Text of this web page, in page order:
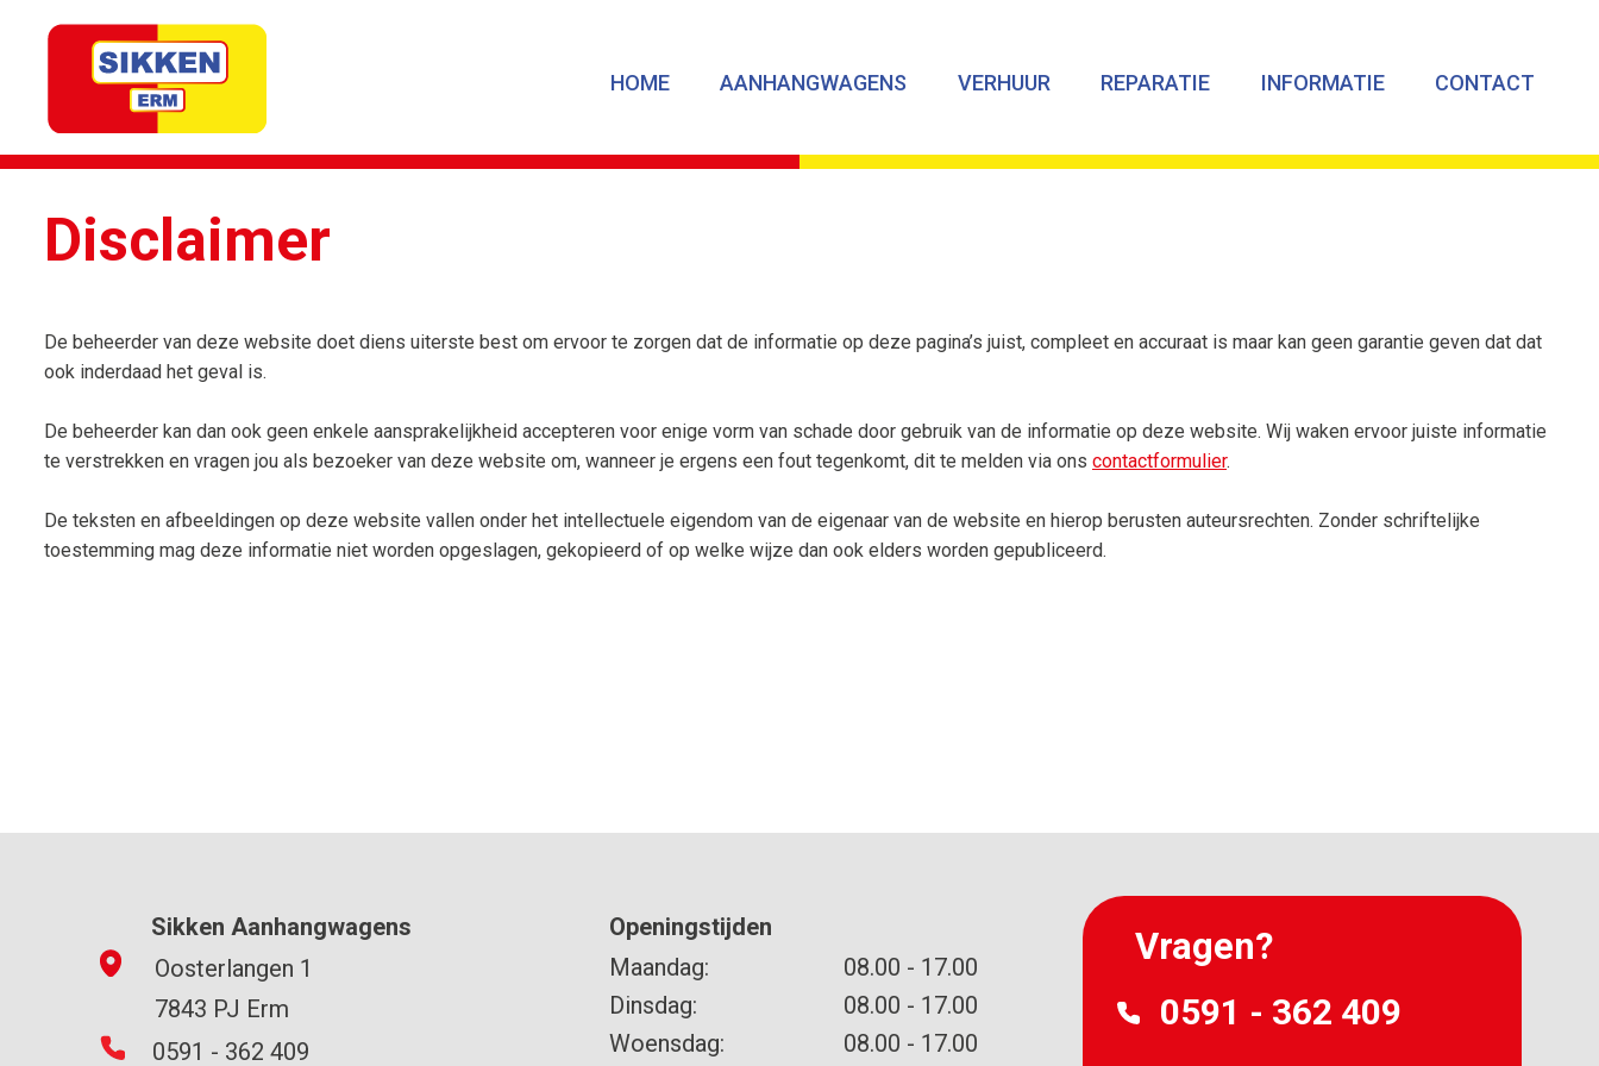
HOME AANHANGWAGENS VERHUUR REPARATIE INFORMATIE CONTACT
Disclaimer
De beheerder van deze website doet diens uiterste best om ervoor te zorgen dat de informatie op deze pagina’s juist, compleet en accuraat is maar kan geen garantie geven dat dat
ook inderdaad het geval is.
De beheerder kan dan ook geen enkele aansprakelijkheid accepteren voor enige vorm van schade door gebruik van de informatie op deze website. Wij waken ervoor juiste informatie
te verstrekken en vragen jou als bezoeker van deze website om, wanneer je ergens een fout tegenkomt, dit te melden via ons contactformulier.
De teksten en afbeeldingen op deze website vallen onder het intellectuele eigendom van de eigenaar van de website en hierop berusten auteursrechten. Zonder schriftelijke
toestemming mag deze informatie niet worden opgeslagen, gekopieerd of op welke wijze dan ook elders worden gepubliceerd.
Sikken Aanhangwagens
Oosterlangen 1
7843 PJ Erm
0591 - 362 409
Openingstijden
Maandag:
08.00 - 17.00
Dinsdag:
08.00 - 17.00
Woensdag:
08.00 - 17.00
Vragen?
0591 - 362 409